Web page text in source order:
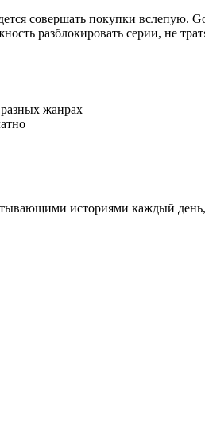
совершать покупки вслепую.
разблокировать серии, не
жанрах
историями каждый